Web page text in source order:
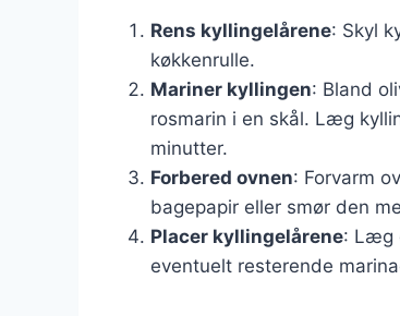
Rens kyllingelårene: Skyl
køkkenrulle.
Mariner kyllingen: Bland
rosmarin i en skål. Læg
minutter.
Forbered ovnen: Forvarm
bagepapir eller smør den
Placer kyllingelårene: Læg
eventuelt resterende